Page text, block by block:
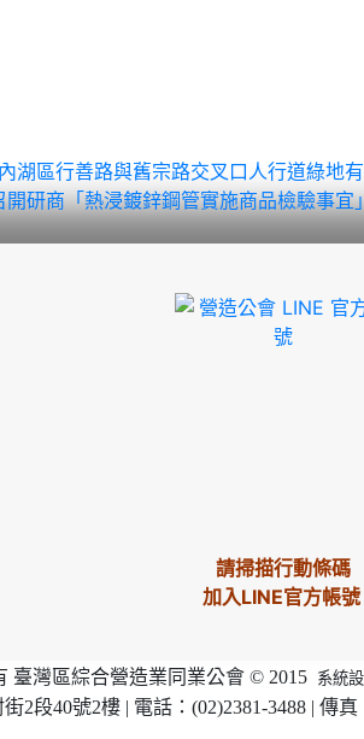
湖區行善路與舊宗路交叉口人行道綠
研商「熱浸鍍鋅鋼管實施商品檢驗事宜
請掃描行動條碼
加入LINE官方帳號
臺灣區綜合營造業同業公會 © 2015 系統
2段40號2樓 | 電話：(02)2381-3488 | 傳真